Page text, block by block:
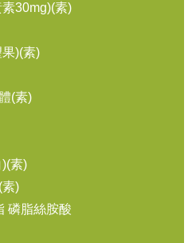
30mg)(素)
)(素)
(素)
素)
)
磷脂絲胺酸